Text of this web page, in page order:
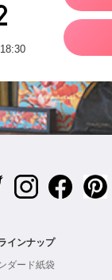
インナップ
ダード紙袋